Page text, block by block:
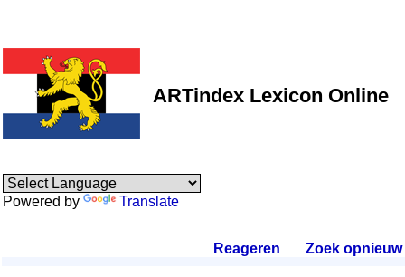
ARTindex Lexicon Online
Powered by Translate
Reageren Zoek opnieuw.